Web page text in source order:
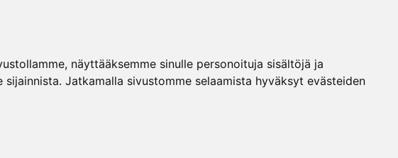
näyttääksemme sinulle personoituja sisältöjä ja
Jatkamalla sivustomme selaamista hyväksyt evästeiden